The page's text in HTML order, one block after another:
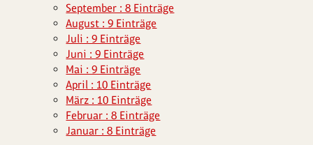
September : 8 Einträge
August : 9 Einträge
Juli : 9 Einträge
Juni : 9 Einträge
Mai : 9 Einträge
April : 10 Einträge
März : 10 Einträge
Februar : 8 Einträge
Januar : 8 Einträge